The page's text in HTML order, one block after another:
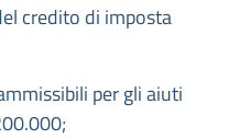
credito di imposta
per gli aiuti